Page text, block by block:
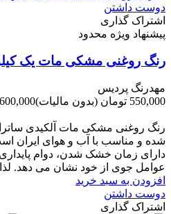
دوست داشتن
اشتراک گذاری
پیشنهاد ویژه محدود
رنگ روغنی مشکی مات یک
مهدرنگ پردیس
550,000 تومان
(بدون مالیات)600,000 تومان
رنگ روغنی مشکی مات آلکیدی
شده و مناسب با آب و هوای ایران
دارای زﻣﺎن ﺧﺸﮏ ﺷﺪن، دوام
ﻋﻮاﻣﻞ ﺟﻮی از ﺧﻮد ﻧﺸﺎن ﻣﯽ دﻫﺪ.
افزودن به سبد خرید
دوست داشتن
اشتراک گذاری